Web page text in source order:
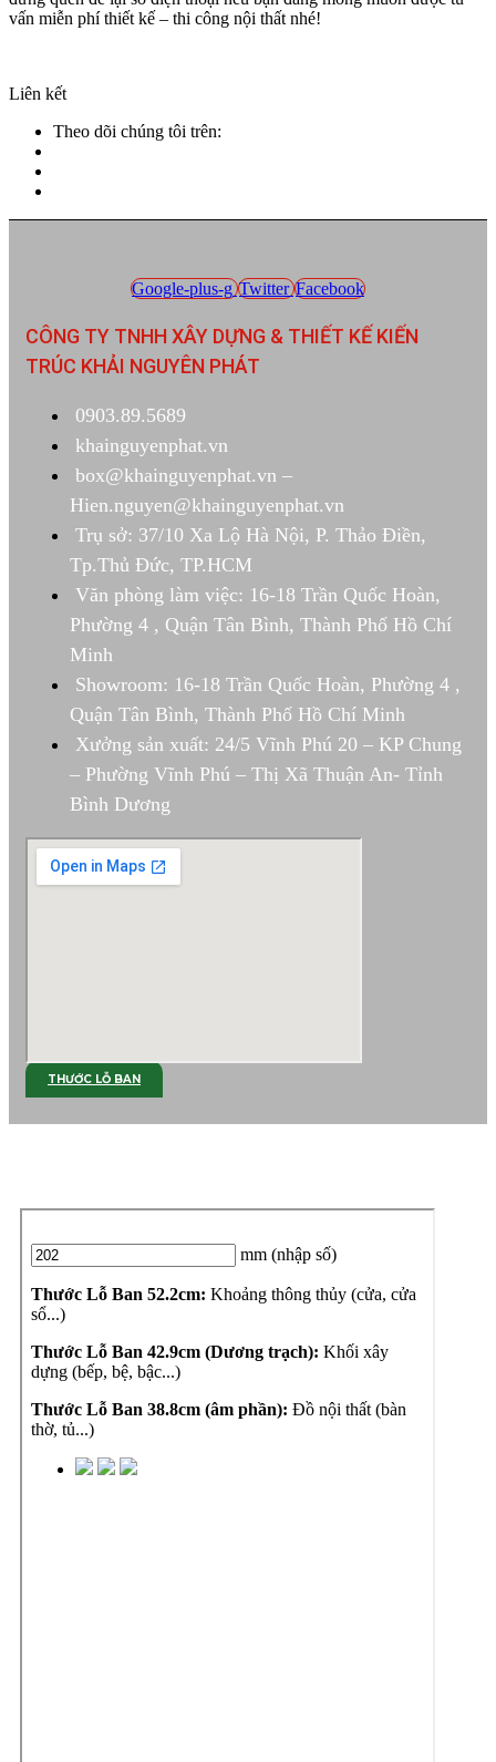
vấn miễn phí thiết kế – thi công nội thất nhé!
Liên kết
Theo dõi chúng tôi trên:
Google-plus-g Twitter Facebook
CÔNG TY TNHH XÂY DỰNG & THIẾT KẾ KIẾN
TRÚC KHẢI NGUYÊN PHÁT
0903.89.5689
khainguyenphat.vn
box@khainguyenphat.vn –
Hien.nguyen@khainguyenphat.vn
Trụ sở: 37/10 Xa Lộ Hà Nội, P. Thảo Điền,
Tp.Thủ Đức, TP.HCM
Văn phòng làm việc: 16-18 Trần Quốc Hoàn,
Phường 4 , Quận Tân Bình, Thành Phố Hồ Chí
Minh
Showroom: 16-18 Trần Quốc Hoàn, Phường 4 ,
Quận Tân Bình, Thành Phố Hồ Chí Minh
Xưởng sản xuất: 24/5 Vĩnh Phú 20 – KP Chung
– Phường Vĩnh Phú – Thị Xã Thuận An- Tỉnh
Bình Dương
THƯỚC LỖ BAN